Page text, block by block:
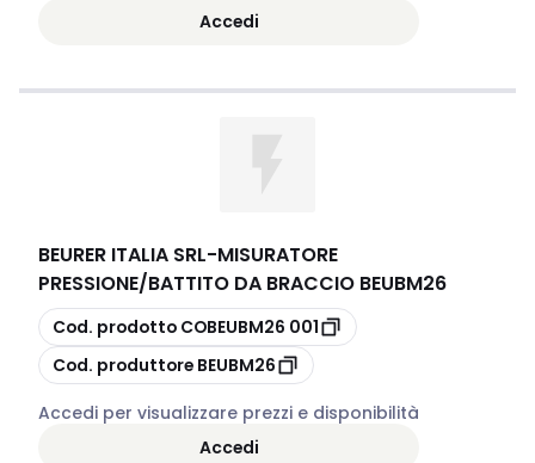
Accedi
BEURER ITALIA SRL-MISURATORE
PRESSIONE/BATTITO DA BRACCIO BEUBM26
copia
Cod. prodotto
COBEUBM26 001
copia
Cod. produttore BEUBM26
Accedi per visualizzare prezzi e disponibilità
Accedi